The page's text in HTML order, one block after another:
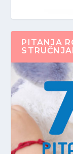
PITANJA